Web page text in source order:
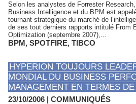
Selon les analystes de Forrester
Business Intelligence et du BPM est
tournant stratégique du marché de
de ses tout derniers rapports intitulé From
Optimization (septembre 2007),...
BPM, SPOTFIRE, TIBCO
HYPERION TOUJOURS
MONDIAL DU BUSINESS
MANAGEMENT EN TERMES
23/10/2006 | COMMUNIQUÉS